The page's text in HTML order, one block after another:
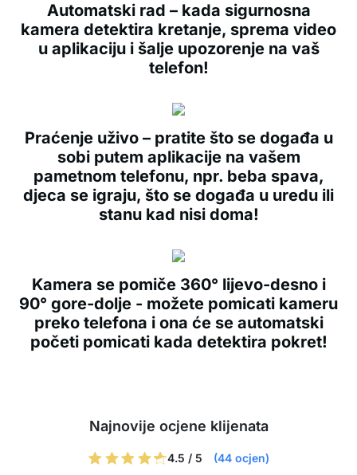
Automatski rad – kada sigurnosna
kamera detektira kretanje, sprema video
u aplikaciju i šalje upozorenje na vaš
telefon!
Praćenje uživo – pratite što se događa u
sobi putem aplikacije na vašem
pametnom telefonu, npr. beba spava,
djeca se igraju, što se događa u uredu ili
stanu kad nisi doma!
Kamera se pomiče 360° lijevo-desno i
90° gore-dolje - možete pomicati kameru
preko telefona i ona će se automatski
početi pomicati kada detektira pokret!
Najnovije ocjene klijenata
4.5 / 5 (44 ocjen)